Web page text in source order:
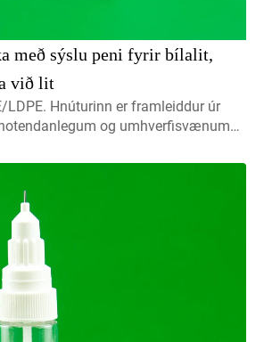
með sýslu peni fyrir bílalit,
við lit
LDPE. Hnúturinn er framleiddur úr
og umhverfisvænum
Hafðu samband til að fá